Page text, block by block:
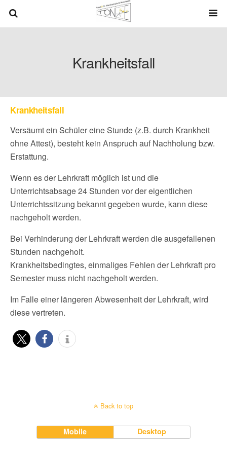
Krankheitsfall
Krankheitsfall
Versäumt ein Schüler eine Stunde (z.B. durch Krankheit
ohne Attest), besteht kein Anspruch auf Nachholung bzw.
Erstattung.
Wenn es der Lehrkraft möglich ist und die
Unterrichtsabsage 24 Stunden vor der eigentlichen
Unterrichtssitzung bekannt gegeben wurde, kann diese
nachgeholt werden.
Bei Verhinderung der Lehrkraft werden die ausgefallenen
Stunden nachgeholt.
Krankheitsbedingtes, einmaliges Fehlen der Lehrkraft pro
Semester muss nicht nachgeholt werden.
Im Falle einer längeren Abwesenheit der Lehrkraft, wird
diese vertreten.
Back to top
Mobile Desktop